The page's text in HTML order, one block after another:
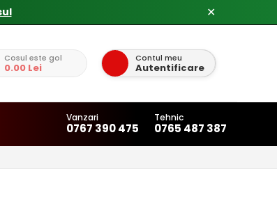
✕
Cosul este gol
0.00 Lei
Contul meu
Autentificare
Vanzari
0767 390 475
Tehnic
0765 487 387